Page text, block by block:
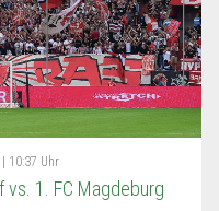
10:37 Uhr
vs. 1. FC Magdeburg